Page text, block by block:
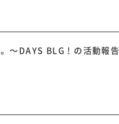
～DAYS BLG ! の活動報告